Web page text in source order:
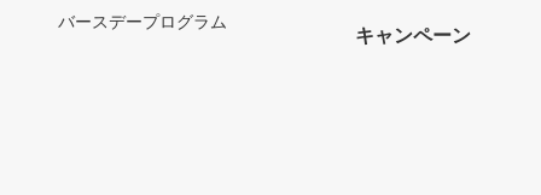
バースデープログラム
キャンペーン